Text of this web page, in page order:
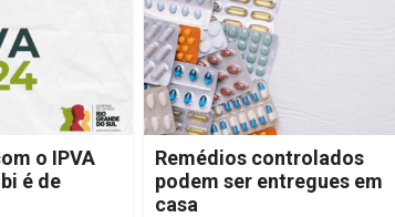
o IPVA
é de
Remédios controlados
podem ser entregues em
casa